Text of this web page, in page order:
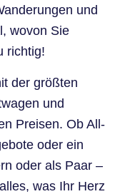
und
wovon Sie
richtig!
der größten
und
Preisen. Ob All-
oder ein
oder als Paar –
was Ihr Herz